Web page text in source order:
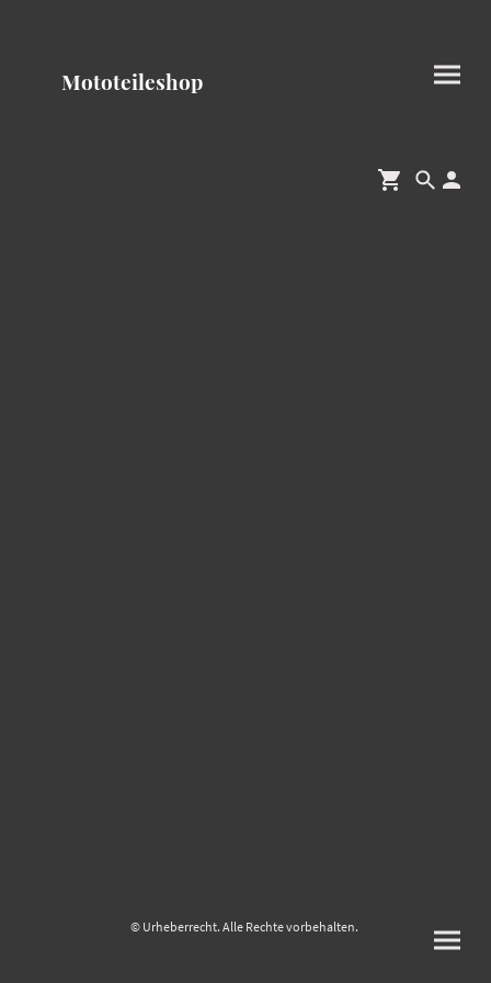
Mototeileshop
© Urheberrecht. Alle Rechte vorbehalten.